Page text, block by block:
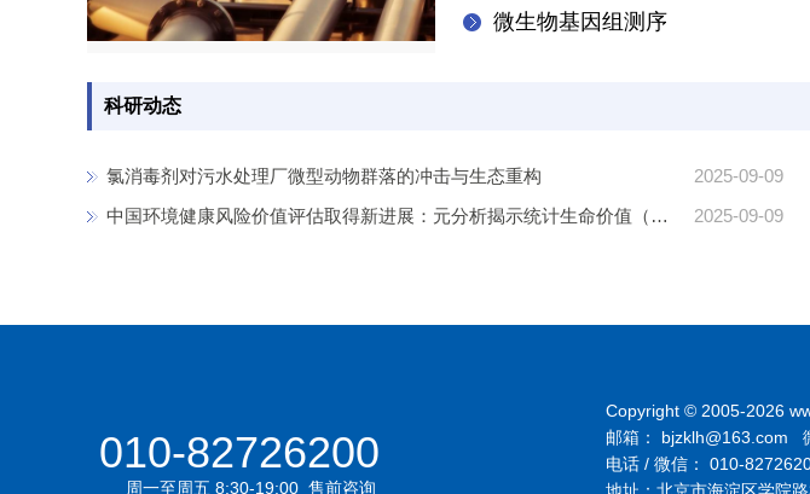
微生物基因组测序
科研动态
氯消毒剂对污水处理厂微型动物群落的冲击与生态重构 2025-09-09
中国环境健康风险价值评估取得新进展：元分析揭示统计生命价值（VSL）关键参数
2025-09-09
010-82726200
周一至周五 8:30-19:00 售前咨询
Copyright © 2005-2026
邮箱： bjzklh@163.com
电话 / 微信： 010-